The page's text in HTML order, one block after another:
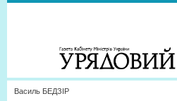
Василь БЕДЗІР